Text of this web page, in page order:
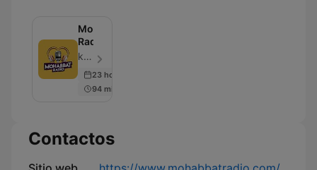
Mohabbat
Radio
kamal kainth - Episodio 420
23 hours ago
94 min
Contactos